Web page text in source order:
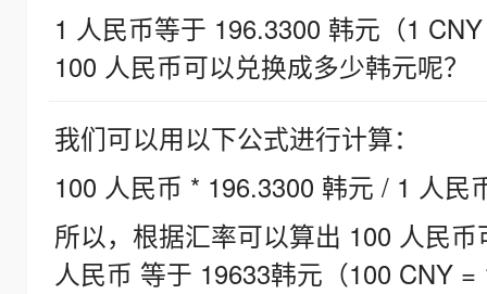
1 人民币等于 196.3300 韩元（1
100 人民币可以兑换成多少韩元呢？
我们可以用以下公式进行计算：
100 人民币 * 196.3300 韩元 / 1 人民
所以，根据汇率可以算出 100 人民
人民币 等于 19633韩元（100 CNY =